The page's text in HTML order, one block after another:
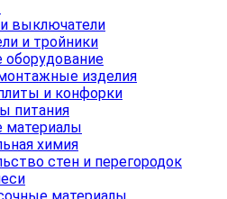
выключатели
и тройники
изделия
и конфорки
питания
материалы
химия
стен и перегородок